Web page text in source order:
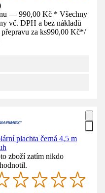
— 990,00 Kč * Všechny
vč. DPH a bez nákladů
přepravu za ks990,00 Kč*/
plachta černá 4,5 m
zboží zatím nikdo